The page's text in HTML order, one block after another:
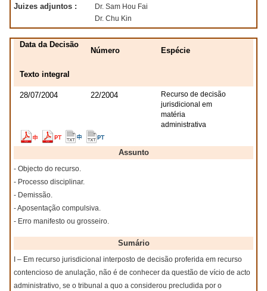
Juizes adjuntos :
Dr. Sam Hou Fai
Dr. Chu Kin
Data da Decisão
Número Espécie
Texto integral
28/07/2004 22/2004
Recurso de decisão
jurisdicional em
matéria
administrativa
Assunto
- Objecto do recurso.
- Processo disciplinar.
- Demissão.
- Aposentação compulsiva.
- Erro manifesto ou grosseiro.
Sumário
I – Em recurso jurisdicional interposto de decisão proferida em recurso
contencioso de anulação, não é de conhecer da questão de vício de acto
administrativo, se o tribunal a quo a considerou precludida por o